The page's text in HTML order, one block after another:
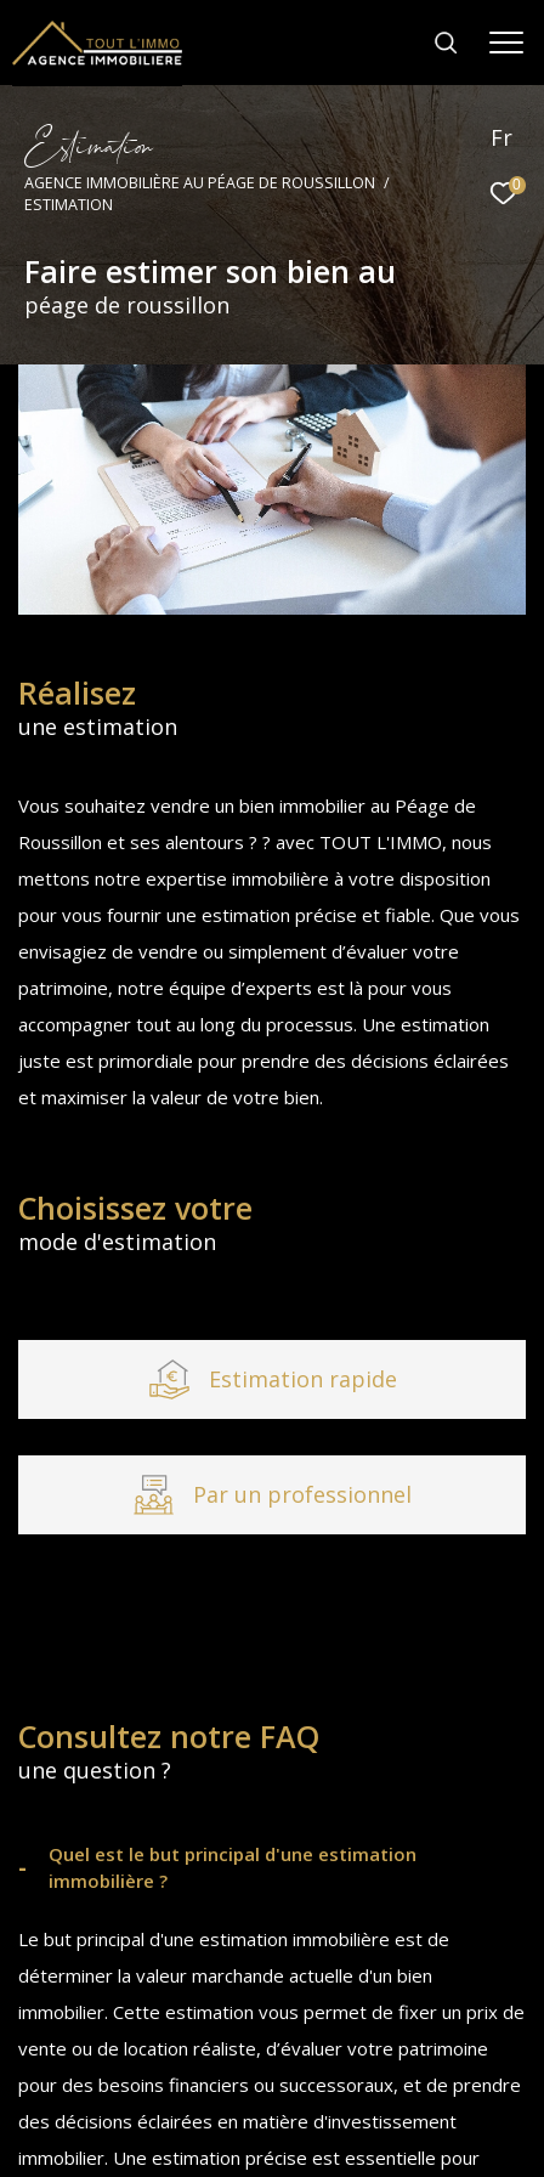
Fr
0
Esimaio
AGENCE IMMOBILIÈRE AU PÉAGE DE ROUSSILLON
ESTIMATION
Faire estimer son bien au
péage de roussillon
Réalisez
une estimation
Vous souhaitez vendre un bien immobilier au Péage de
Roussillon et ses alentours ? ? avec TOUT L'IMMO, nous
mettons notre expertise immobilière à votre disposition
pour vous fournir une estimation précise et fiable. Que vous
envisagiez de vendre ou simplement d’évaluer votre
patrimoine, notre équipe d’experts est là pour vous
accompagner tout au long du processus. Une estimation
juste est primordiale pour prendre des décisions éclairées
et maximiser la valeur de votre bien.
Choisissez votre
mode d'estimation
Estimation rapide
Par un professionnel
Appartement Maison
SUIVANT
* Champs obligatoires
vendre mon bien louer mon bien
Je renseigne les informations de
mon bien
Type de bien *
Sélectionnez le type de bien
Adresse du bien *
Consultez notre FAQ
une question ?
Quel est le but principal d'une estimation
immobilière ?
Le but principal d'une estimation immobilière est de
déterminer la valeur marchande actuelle d'un bien
immobilier. Cette estimation vous permet de fixer un prix de
vente ou de location réaliste, d’évaluer votre patrimoine
pour des besoins financiers ou successoraux, et de prendre
des décisions éclairées en matière d'investissement
immobilier. Une estimation précise est essentielle pour